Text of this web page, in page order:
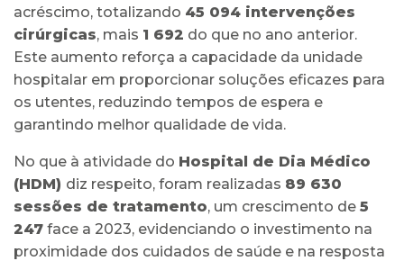
acréscimo, totalizando 45 094 intervenções
cirúrgicas, mais 1 692 do que no ano anterior.
Este aumento reforça a capacidade da unidade
hospitalar em proporcionar soluções eficazes para
os utentes, reduzindo tempos de espera e
garantindo melhor qualidade de vida.
No que à atividade do Hospital de Dia Médico
(HDM) diz respeito, foram realizadas 89 630
sessões de tratamento, um crescimento de 5
247 face a 2023, evidenciando o investimento na
proximidade dos cuidados de saúde e na resposta